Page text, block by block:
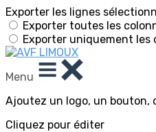
Exporter les lignes
Exporter toutes les
Exporter uniquement les
Menu
Ajoutez un logo, un bouton,
Cliquez pour éditer